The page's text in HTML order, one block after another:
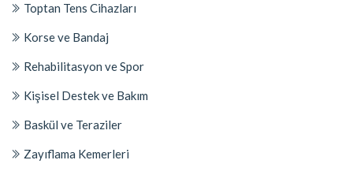
Toptan Tens Cihazları
Korse ve Bandaj
Rehabilitasyon ve Spor
Kişisel Destek ve Bakım
Baskül ve Teraziler
Zayıflama Kemerleri